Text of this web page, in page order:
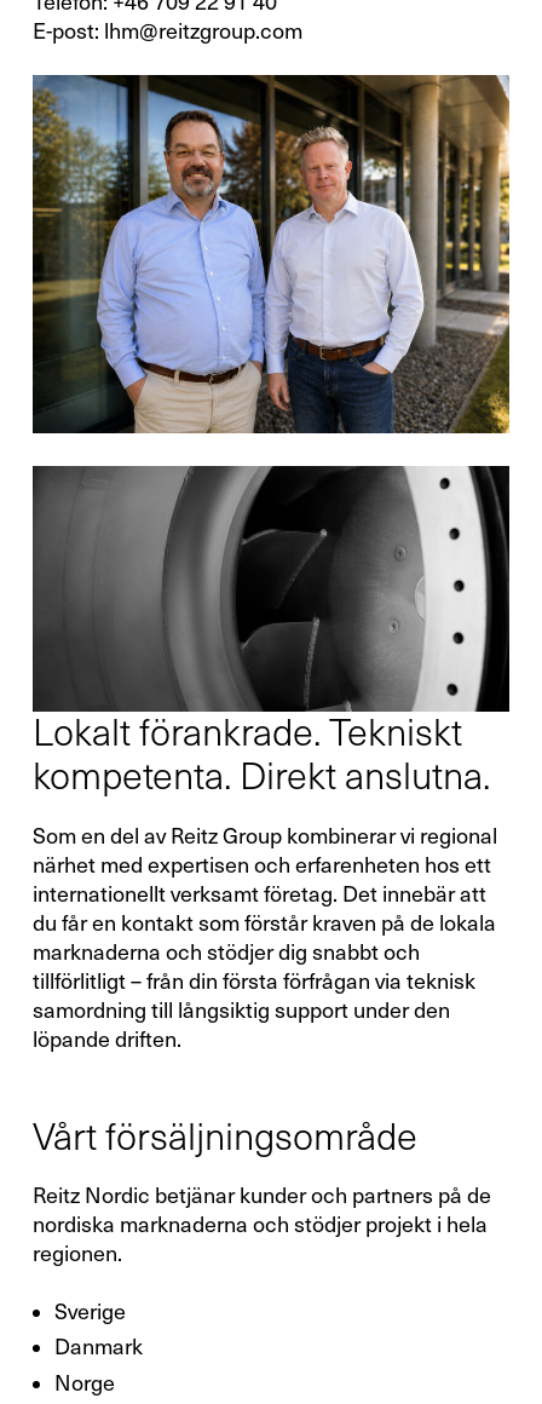
E-post: lhm@reitzgroup.com
Lokalt förankrade. Tekniskt
kompetenta. Direkt anslutna.
Som en del av Reitz Group kombinerar vi regional
närhet med expertisen och erfarenheten hos ett
internationellt verksamt företag. Det innebär att
du får en kontakt som förstår kraven på de lokala
marknaderna och stödjer dig snabbt och
tillförlitligt – från din första förfrågan via teknisk
samordning till långsiktig support under den
löpande driften.
Vårt försäljningsområde
Reitz Nordic betjänar kunder och partners på de
nordiska marknaderna och stödjer projekt i hela
regionen.
Sverige
Danmark
Norge